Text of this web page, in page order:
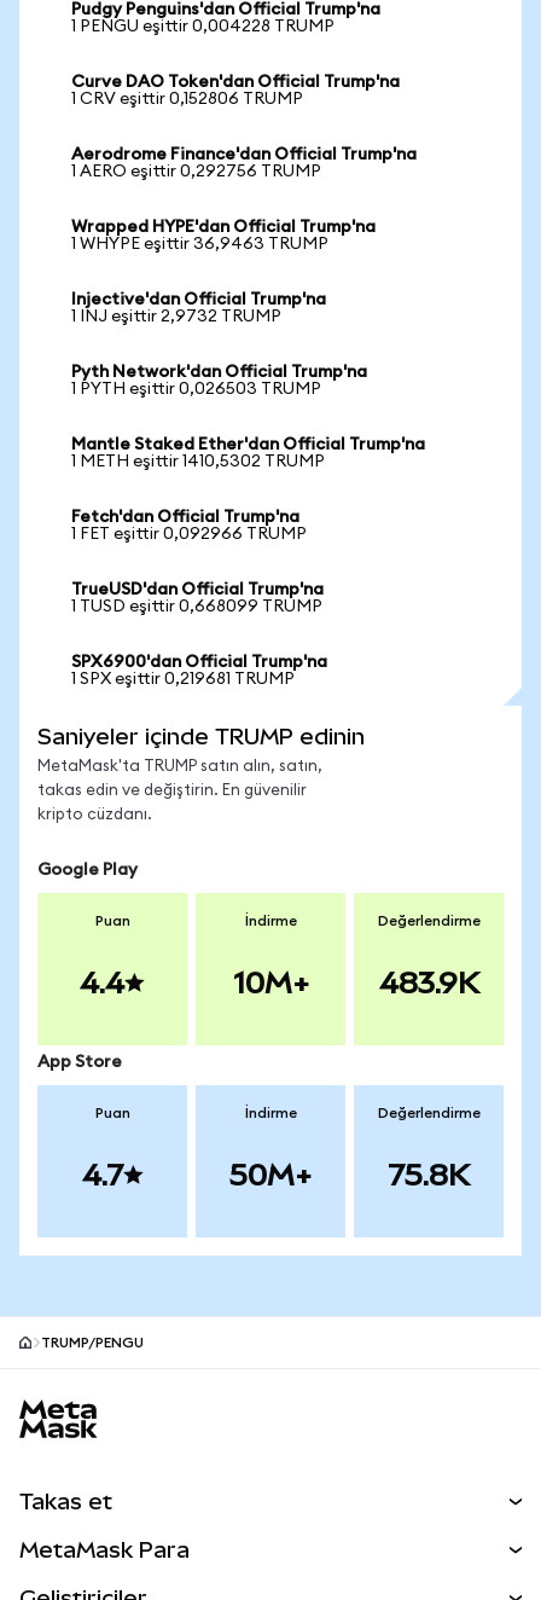
Pudgy Penguins'dan Official Trump'na
1 PENGU eşittir 0,004228 TRUMP
Curve DAO Token'dan Official Trump'na
1 CRV eşittir 0,152806 TRUMP
Aerodrome Finance'dan Official Trump'na
1 AERO eşittir 0,292756 TRUMP
Wrapped HYPE'dan Official Trump'na
1 WHYPE eşittir 36,9463 TRUMP
Injective'dan Official Trump'na
1 INJ eşittir 2,9732 TRUMP
Pyth Network'dan Official Trump'na
1 PYTH eşittir 0,026503 TRUMP
Mantle Staked Ether'dan Official Trump'na
1 METH eşittir 1410,5302 TRUMP
Fetch'dan Official Trump'na
1 FET eşittir 0,092966 TRUMP
TrueUSD'dan Official Trump'na
1 TUSD eşittir 0,668099 TRUMP
SPX6900'dan Official Trump'na
1 SPX eşittir 0,219681 TRUMP
Saniyeler içinde TRUMP edinin
MetaMask'ta TRUMP satın alın, satın,
takas edin ve değiştirin. En güvenilir
kripto cüzdanı.
Google Play
Puan
4.4
İndirme
10M+
Değerlendirme
483.9K
App Store
Puan
4.7
İndirme
50M+
Değerlendirme
75.8K
TRUMP/PENGU
Takas et
MetaMask Para